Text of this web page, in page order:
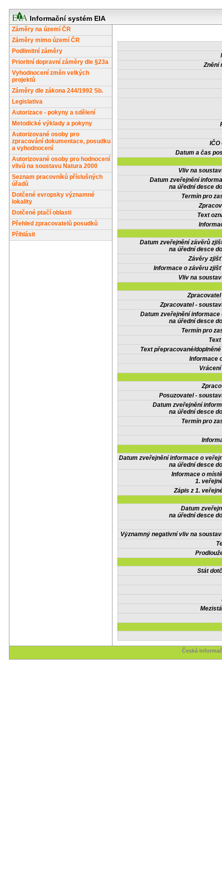
Informační systém EIA
Záměry na území ČR
Záměry mimo území ČR
Podlimitní záměry
Prioritní dopravní záměry dle §23a
Vyhodnocení změn velkých
projektů
Záměry dle zákona 244/1992 Sb.
Legislativa
Autorizace - pokyny a sdělení
Metodické výklady a pokyny
Autorizované osoby pro
zpracování dokumentace, posudku
a vyhodnocení
Autorizované osoby pro hodnocení
vlivů na soustavu Natura 2000
Seznam pracovníků příslušných
úřadů
Dotčené evropsky významné
lokality
Dotčené ptačí oblasti
Přehled zpracovatelů posudků
Přihlásit
Znění
IČO
Datum a čas
Vliv na
Datum zveřejnění
na úřední desce
Termín pro
Text
Datum zveřejnění závěrů
na úřední desce
Závěry
Informace o závěru
Vliv na
Zpracovatel -
Datum zveřejnění informace
na úřední desce
Termín pro
Text přepracované/
Informace
Posuzovatel -
Datum zveřejnění
na úřední desce
Termín pro
Datum zveřejnění informace o
na úřední desce
Informace o
1.
Zápis z 1.
Datum
na úřední desce
Významný negativní vliv na
Stát
Česká